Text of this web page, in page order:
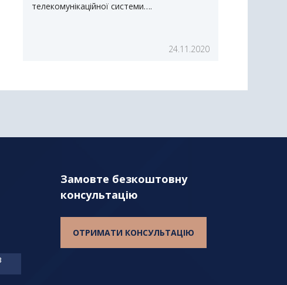
телекомунікаційної системи….
24.11.2020
Замовте безкоштовну
консультацію
ОТРИМАТИ КОНСУЛЬТАЦІЮ